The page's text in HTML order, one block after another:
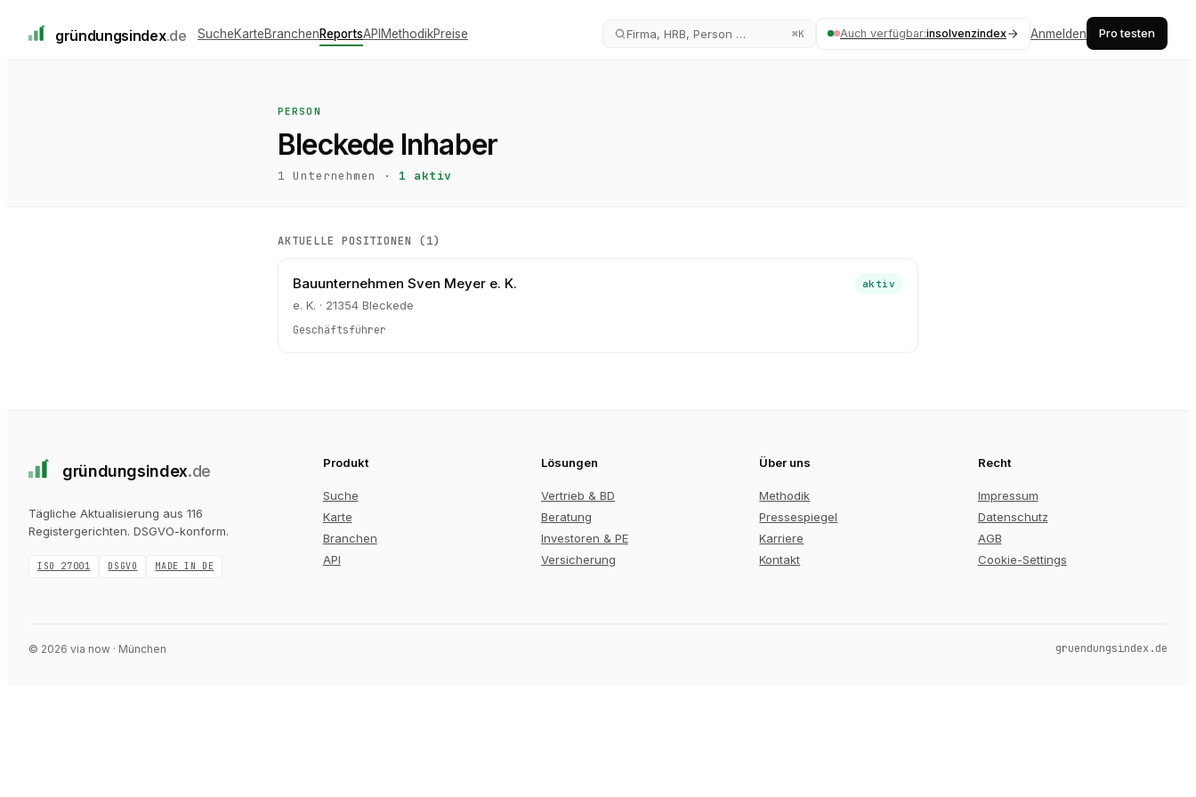
gründungsindex.de SucheKarteBranchenReportsAPIMethodikPreise Firma, HRB, Person … ⌘K Auch verfügbar:insolvenzindex Anmelden Pro testen
PERSON
Bleckede Inhaber
1 Unternehmen · 1 aktiv
AKTUELLE POSITIONEN (1)
Bauunternehmen Sven Meyer e. K.
e. K. · 21354 Bleckede
aktiv
Geschäftsführer
gründungsindex.de
Tägliche Aktualisierung aus 116
Registergerichten. DSGVO-konform.
ISO 27001 DSGVO MADE IN DE
Produkt
Suche
Karte
Branchen
API
Lösungen
Vertrieb & BD
Beratung
Investoren & PE
Versicherung
Über uns
Methodik
Pressespiegel
Karriere
Kontakt
Recht
Impressum
Datenschutz
AGB
Cookie-Settings
© 2026 via now · München gruendungsindex.de